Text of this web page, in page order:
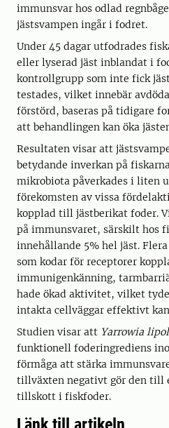
immunsvar hos odlad
jästsvampen ingår i fodret.
Under 45 dagar utfodrades
eller lyserad jäst inblandat i
kontrollgrupp som inte fick
testades, vilket innebär
förstörd, baseras på tidigare
att behandlingen kan öka
Resultaten visar att
betydande inverkan på
mikrobiota påverkades i liten
förekomsten av vissa
kopplad till jästberikat foder.
på immunsvaret, särskilt hos
innehållande 5% hel jäst.
som kodar för receptorer
immunigenkänning,
hade ökad aktivitet, vilket
intakta cellväggar effektivt
Studien visar att Yarrowia
funktionell foderingrediens
förmåga att stärka
tillväxten negativt gör den
tillskott i fiskfoder.